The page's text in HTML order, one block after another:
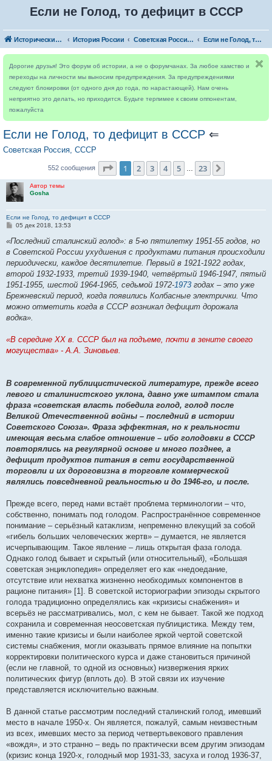
Если не Голод, то дефицит в СССР
Исторический форум История России Советская Россия, СССР Если не Голод, то дефицит в СССР
Дорогие друзья! Это форум об истории, а не о форумчанах. За любое хамство и
переходы на личности мы выносим предупреждения. За предупреждениями
следуют блокировки (от одного дня до года, по нарастающей). Нам очень
неприятно это делать, но приходится. Будьте терпимее к своим оппонентам,
пожалуйста
Если не Голод, то дефицит в СССР ⇐
Советская Россия, СССР
552 сообщения Страница из 23
1 2 3 4 5 23
Автор темы
Gosha
Если не Голод, то дефицит в СССР
С
о
щ
е
н
и
е
05 дек 2018, 13:53
«Последний сталинский голод»: в 5-ю пятилетку 1951-55 годов, но
в Советской России ухудшения с продуктами питания происходили
периодически, каждое десятилетие. Первый в 1921-1922 годах,
второй 1932-1933, третий 1939-1940, четвёртый 1946-1947, пятый
1951-1955, шестой 1964-1965, седьмой 1972-1973 годах – это уже
Брежневский период, когда появились Колбасные электрички. Что
можно отметить когда в СССР возникал дефицит дорожала
водка».
«B середине XX в. СССР был на подъеме, почти в зените своего
могущества» - А.А. Зиновьев.
В современной публицистической литературе, прежде всего
левого и сталинистского уклона, давно уже штампом стала
фраза «советская власть победила голод, голод после
Великой Отечественной войны – последний в истории
Советского Союза». Фраза эффектная, но к реальности
имеющая весьма слабое отношение – ибо голодовки в СССР
повторялись на регулярной основе и много позднее, а
дефицит продуктов питания в сети государственной
торговли и их дороговизна в торговле коммерческой
являлись повседневной реальностью и до 1946-го, и после.
Прежде всего, перед нами встаёт проблема терминологии – что,
собственно, понимать под голодом. Распространённое современное
понимание – серьёзный катаклизм, непременно влекущий за собой
«гибель больших человеческих жертв» – думается, не является
исчерпывающим. Такое явление – лишь открытая фаза голода.
Однако голод бывает и скрытый (или относительный), «Большая
советская энциклопедия» определяет его как «недоедание,
отсутствие или нехватка жизненно необходимых компонентов в
рационе питания» [1]. В советской историографии эпизоды скрытого
голода традиционно определялись как «кризисы снабжения» и
всерьёз не рассматривались, мол, с кем не бывает. Такой же подход
сохранила и современная неосоветская публицистика. Между тем,
именно такие кризисы и были наиболее яркой чертой советской
системы снабжения, могли оказывать прямое влияние на попытки
корректировки политического курса и даже становиться причиной
(если не главной, то одной из основных) низвержения ярких
политических фигур (вплоть до). В этой связи их изучение
представляется исключительно важным.
В данной статье рассмотрим последний сталинский голод, имевший
место в начале 1950-х. Он является, пожалуй, самым неизвестным
из всех, имевших место за период четвертьвекового правления
«вождя», и это странно – ведь по практически всем другим эпизодам
(кризис конца 1920-х, голодный мор 1931-33, засуха и голод 1936-37,